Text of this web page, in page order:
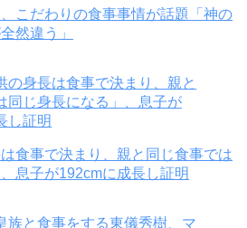
、こだわりの食事事情が話題「神の
然違う」
食事で決まり、親と同じ食事では
息子が192cmに成長し証明